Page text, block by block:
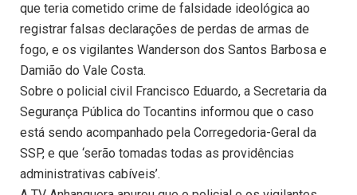
que teria cometido crime de falsidade ideológica ao
registrar falsas declarações de perdas de armas de
fogo, e os vigilantes Wanderson dos Santos Barbosa e
Damião do Vale Costa.
Sobre o policial civil Francisco Eduardo, a Secretaria da
Segurança Pública do Tocantins informou que o caso
está sendo acompanhado pela Corregedoria-Geral da
SSP, e que ‘serão tomadas todas as providências
administrativas cabíveis’.